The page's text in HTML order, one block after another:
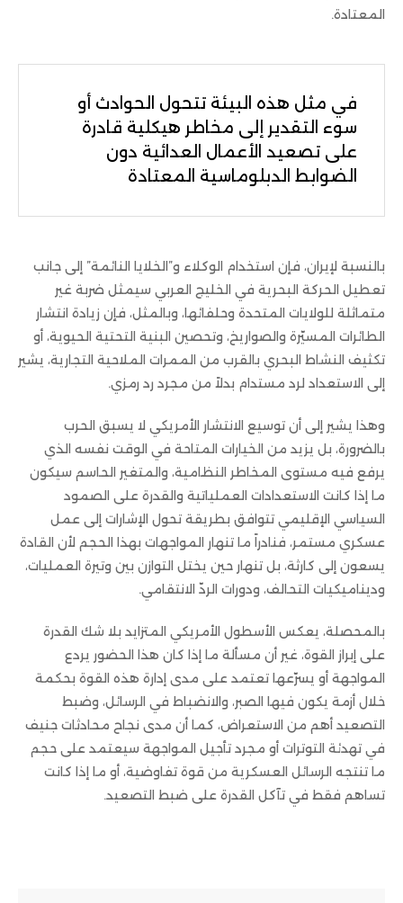
المعتادة.
في مثل هذه البيئة تتحول الحوادث أو
سوء التقدير إلى مخاطر هيكلية قادرة
على تصعيد الأعمال العدائية دون
الضوابط الدبلوماسية المعتادة
بالنسبة لإيران، فإن استخدام الوكلاء و”الخلايا النائمة” إلى جانب
تعطيل الحركة البحرية في الخليج العربي سيمثل ضربة غير
متماثلة للولايات المتحدة وحلفائها، وبالمثل، فإن زيادة انتشار
الطائرات المسيّرة والصواريخ، وتحصين البنية التحتية الحيوية، أو
تكثيف النشاط البحري بالقرب من الممرات الملاحية التجارية، يشير
إلى الاستعداد لرد مستدام بدلاً من مجرد رد رمزي.
وهذا يشير إلى أن توسيع الانتشار الأمريكي لا يسبق الحرب
بالضرورة، بل يزيد من الخيارات المتاحة في الوقت نفسه الذي
يرفع فيه مستوى المخاطر النظامية، والمتغير الحاسم سيكون
ما إذا كانت الاستعدادات العملياتية والقدرة على الصمود
السياسي الإقليمي تتوافق بطريقة تحول الإشارات إلى عمل
عسكري مستمر، فنادراً ما تنهار المواجهات بهذا الحجم لأن القادة
يسعون إلى كارثة، بل تنهار حين يختل التوازن بين وتيرة العمليات،
وديناميكيات التحالف، ودورات الردّ الانتقامي.
بالمحصلة، يعكس الأسطول الأمريكي المتزايد بلا شك القدرة
على إبراز القوة، غير أن مسألة ما إذا كان هذا الحضور يردع
المواجهة أو يسرّعها تعتمد على مدى إدارة هذه القوة بحكمة
خلال أزمة يكون فيها الصبر، والانضباط في الرسائل، وضبط
التصعيد أهم من الاستعراض، كما أن مدى نجاح محادثات جنيف
في تهدئة التوترات أو مجرد تأجيل المواجهة سيعتمد على حجم
ما تنتجه الرسائل العسكرية من قوة تفاوضية، أو ما إذا كانت
تساهم فقط في تآكل القدرة على ضبط التصعيد.